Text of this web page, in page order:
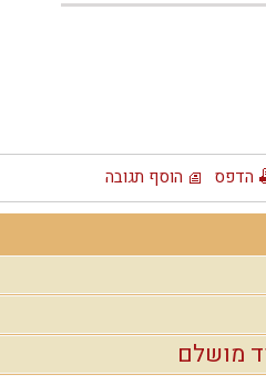
הדפס הוסף תגובה
מושלם